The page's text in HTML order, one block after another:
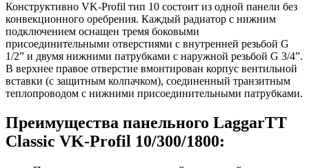
Конструктивно VK-Profil тип 10 состоит из одной панели без
конвекционного оребрения. Каждый радиатор с нижним
подключением оснащен тремя боковыми
присоединительными отверстиями с внутренней резьбой G
1/2” и двумя нижними патрубками с наружной резьбой G 3/4”.
В верхнее правое отверстие вмонтирован корпус вентильной
вставки (с защитным колпачком), соединенный транзитным
теплопроводом с нижними присоединительными патрубками.
Преимущества панельного LaggarTT
Classic VK-Profil 10/300/1800: